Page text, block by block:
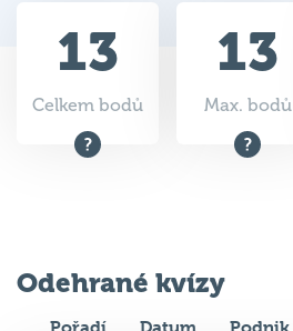
13
Celkem bodů
13
Max. bodů
Odehrané kvízy